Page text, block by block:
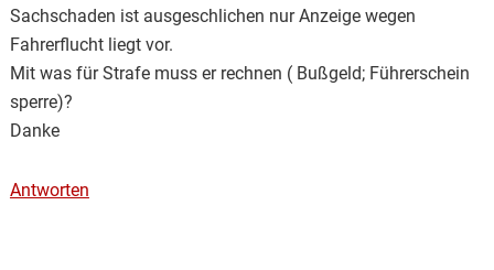
Sachschaden ist ausgeschlichen nur Anzeige wegen
Fahrerflucht liegt vor.
Mit was für Strafe muss er rechnen ( Bußgeld; Führerschein
sperre)?
Danke
Antworten